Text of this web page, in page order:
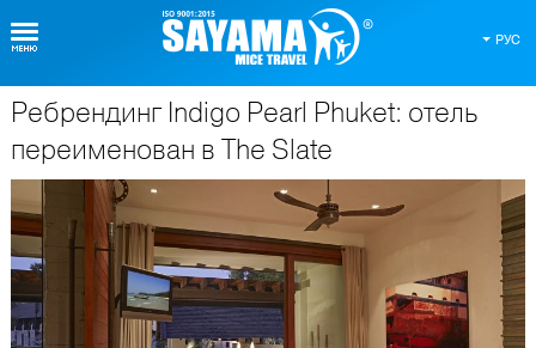
РУС
О Таиланде
Ребрендинг Indigo Pearl Phuket: отель
переименован в The Slate